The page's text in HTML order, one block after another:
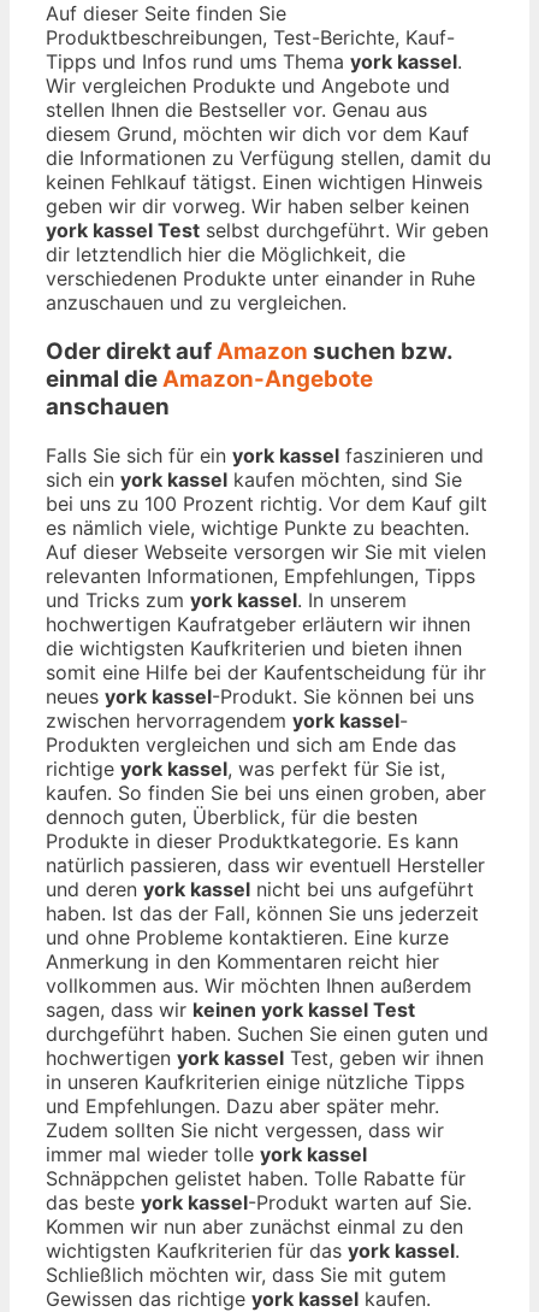
Auf dieser Seite finden Sie
Produktbeschreibungen, Test-Berichte, Kauf-
Tipps und Infos rund ums Thema york kassel.
Wir vergleichen Produkte und Angebote und
stellen Ihnen die Bestseller vor. Genau aus
diesem Grund, möchten wir dich vor dem Kauf
die Informationen zu Verfügung stellen, damit du
keinen Fehlkauf tätigst. Einen wichtigen Hinweis
geben wir dir vorweg. Wir haben selber keinen
york kassel Test selbst durchgeführt. Wir geben
dir letztendlich hier die Möglichkeit, die
verschiedenen Produkte unter einander in Ruhe
anzuschauen und zu vergleichen.
Oder direkt aufAmazon suchen bzw.
einmal dieAmazon-Angebote
anschauen
Falls Sie sich für ein york kassel faszinieren und
sich ein york kassel kaufen möchten, sind Sie
bei uns zu 100 Prozent richtig. Vor dem Kauf gilt
es nämlich viele, wichtige Punkte zu beachten.
Auf dieser Webseite versorgen wir Sie mit vielen
relevanten Informationen, Empfehlungen, Tipps
und Tricks zum york kassel. In unserem
hochwertigen Kaufratgeber erläutern wir ihnen
die wichtigsten Kaufkriterien und bieten ihnen
somit eine Hilfe bei der Kaufentscheidung für ihr
neues york kassel-Produkt. Sie können bei uns
zwischen hervorragendem york kassel-
Produkten vergleichen und sich am Ende das
richtige york kassel, was perfekt für Sie ist,
kaufen. So finden Sie bei uns einen groben, aber
dennoch guten, Überblick, für die besten
Produkte in dieser Produktkategorie. Es kann
natürlich passieren, dass wir eventuell Hersteller
und deren york kassel nicht bei uns aufgeführt
haben. Ist das der Fall, können Sie uns jederzeit
und ohne Probleme kontaktieren. Eine kurze
Anmerkung in den Kommentaren reicht hier
vollkommen aus. Wir möchten Ihnen außerdem
sagen, dass wir keinen york kassel Test
durchgeführt haben. Suchen Sie einen guten und
hochwertigen york kassel Test, geben wir ihnen
in unseren Kaufkriterien einige nützliche Tipps
und Empfehlungen. Dazu aber später mehr.
Zudem sollten Sie nicht vergessen, dass wir
immer mal wieder tolle york kassel
Schnäppchen gelistet haben. Tolle Rabatte für
das beste york kassel-Produkt warten auf Sie.
Kommen wir nun aber zunächst einmal zu den
wichtigsten Kaufkriterien für das york kassel.
Schließlich möchten wir, dass Sie mit gutem
Gewissen das richtige york kassel kaufen.